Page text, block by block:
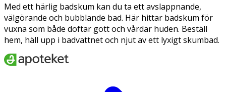
Med ett härlig badskum kan du ta ett avslappnande,
välgörande och bubblande bad. Här hittar badskum för
vuxna som både doftar gott och vårdar huden. Beställ
hem, häll upp i badvattnet och njut av ett lyxigt skumbad.